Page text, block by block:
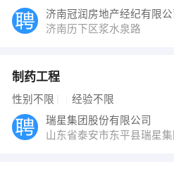
济南冠润房地产经纪有限公
济南历下区浆水泉路
制药工程
性别不限 经验不限
瑞星集团股份有限公司
山东省泰安市东平县瑞星